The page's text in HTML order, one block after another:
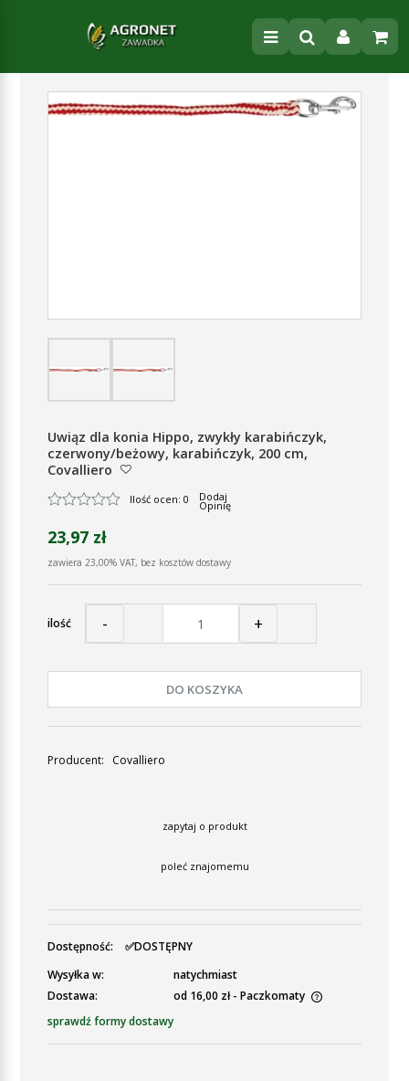
Uwiąz dla konia Hippo, zwykły karabińczyk,
czerwony/beżowy, karabińczyk, 200 cm,
Covalliero
Ilość ocen: 0 Dodaj
Opinię
23,97 zł
zawiera 23,00% VAT, bez kosztów dostawy
ilość - +
DO KOSZYKA
Producent: Covalliero
zapytaj o produkt
poleć znajomemu
Dostępność:
✅DOSTĘPNY
Wysyłka w:
natychmiast
Dostawa:
od 16,00 zł - Paczkomaty
Cena nie zawiera ewentualnych kosztów płatności
sprawdź formy dostawy